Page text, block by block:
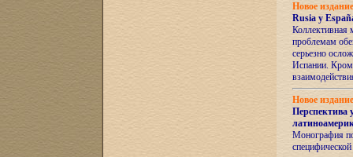
Новое
Rusia y
Коллективная
проблемам
серьезно
Испании.
Новое
Перспектива
Монография